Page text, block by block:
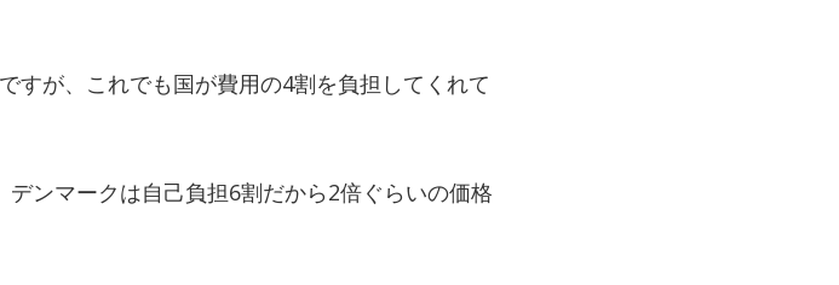
すが、これでも国が費用の4割を負担してくれて
ンマークは自己負担6割だから2倍ぐらいの価格